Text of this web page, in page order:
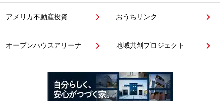
アメリカ不動産投資 おうちリンク
オープンハウスアリーナ 地域共創プロジェクト